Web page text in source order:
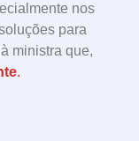
nos
para
ministra que,
.